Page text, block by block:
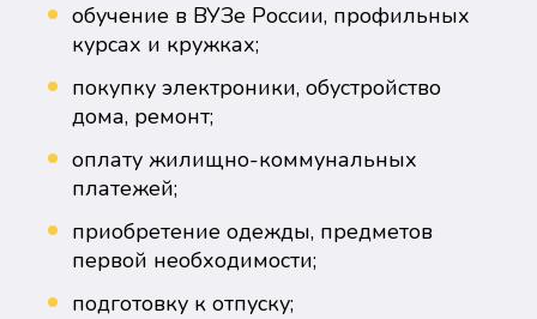
обучение в ВУЗе России, профильных
курсах и кружках;
покупку электроники, обустройство
дома, ремонт;
оплату жилищно-коммунальных
платежей;
приобретение одежды, предметов
первой необходимости;
подготовку к отпуску;